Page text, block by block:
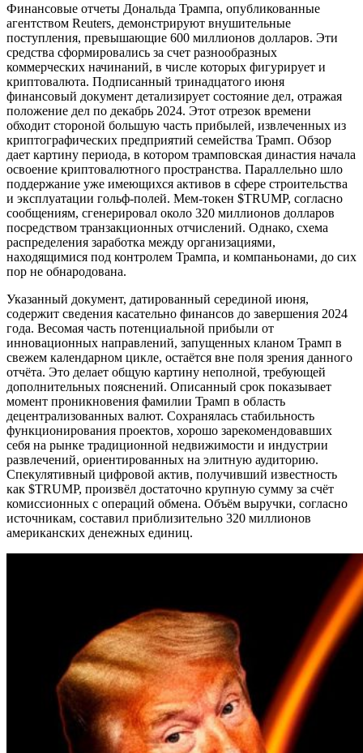
Финансовые отчеты Дональда Трампа, опубликованные
агентством Reuters, демонстрируют внушительные
поступления, превышающие 600 миллионов долларов. Эти
средства сформировались за счет разнообразных
коммерческих начинаний, в числе которых фигурирует и
криптовалюта. Подписанный тринадцатого июня
финансовый документ детализирует состояние дел, отражая
положение дел по декабрь 2024. Этот отрезок времени
обходит стороной большую часть прибылей, извлеченных из
криптографических предприятий семейства Трамп. Обзор
дает картину периода, в котором трамповская династия начала
освоение криптовалютного пространства. Параллельно шло
поддержание уже имеющихся активов в сфере строительства
и эксплуатации гольф-полей. Мем-токен $TRUMP, согласно
сообщениям, сгенерировал около 320 миллионов долларов
посредством транзакционных отчислений. Однако, схема
распределения заработка между организациями,
находящимися под контролем Трампа, и компаньонами, до сих
пор не обнародована.
Указанный документ, датированный серединой июня,
содержит сведения касательно финансов до завершения 2024
года. Весомая часть потенциальной прибыли от
инновационных направлений, запущенных кланом Трамп в
свежем календарном цикле, остаётся вне поля зрения данного
отчёта. Это делает общую картину неполной, требующей
дополнительных пояснений. Описанный срок показывает
момент проникновения фамилии Трамп в область
децентрализованных валют. Сохранялась стабильность
функционирования проектов, хорошо зарекомендовавших
себя на рынке традиционной недвижимости и индустрии
развлечений, ориентированных на элитную аудиторию.
Спекулятивный цифровой актив, получивший известность
как $TRUMP, произвёл достаточно крупную сумму за счёт
комиссионных с операций обмена. Объём выручки, согласно
источникам, составил приблизительно 320 миллионов
американских денежных единиц.